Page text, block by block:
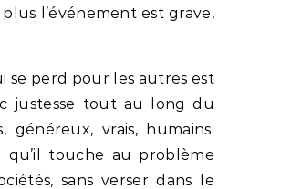
l’événement est grave,
se perd pour les autres est
justesse tout au long du
vrais, humains.
qu’il touche au problème
sans verser dans le